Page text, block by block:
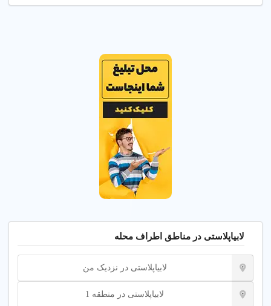
نامناسب به وجود بیاید. این تیرگی، به‌خصوص در فصول گرم و در
مراکز رفع تیرگی بیکینی به عنوان یک راه‌حل مؤثر و ایمن، محبوبیت
در این مراکز، از تکنیک‌ها و فناوری‌های پیشرفته‌ای مانند لیزر،
میکرودرم ابریژن و روش‌های شیمیایی استفاده می‌شود که به
صورت هدفمند و بدون آسیب به بافت‌های اطراف، تیرگی را کاهش
می‌دهند. این درمان‌ها معمولاً توسط متخصصان پوست و زیبایی
انجام می‌شود و به دلیل دقت و ایمنی آن‌ها، افراد می‌توانند با
آرامش خاطر به این مراکز مراجعه کنند. همچنین، در کنار درمان‌های
پزشکی، مشاوره‌هایی درباره مراقبت‌های بعد از درمان و استفاده از
محصولات مناسب برای حفظ روشنایی ناحیه بیکینی نیز ارائه
اطمینان و زیبایی بیشتری ظاهر شوند و از زندگی روزمره خود لذت
ببرند.
در نهایت، مهم است که افراد قبل از مراجعه به این مراکز،
اطلاعات کافی درباره روش‌های درمانی و اعتبار مرکز مورد نظر
کسب کنند. انتخاب یک مرکز معتبر با کادر متخصص و تجهیزات
لابیاپلاستی در مناطق اطراف محله
لابیاپلاستی در نزدیک من
لابیاپلاستی در منطقه 1